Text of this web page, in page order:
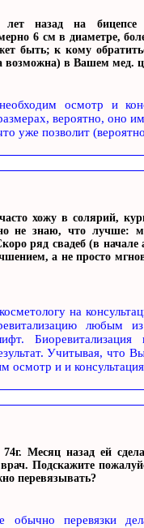
назад на бицепсе
6 см в диаметре,
быть; к кому
возможна) в Вашем мед.
осмотр и
вероятно, оно
уже позволит
хожу в солярий,
не знаю, что лучше:
ряд свадеб (в
а не просто
на
любым
Учитывая, что
осмотр и и
Месяц назад ей
Подскажите
перевязывать?
обычно перевязки